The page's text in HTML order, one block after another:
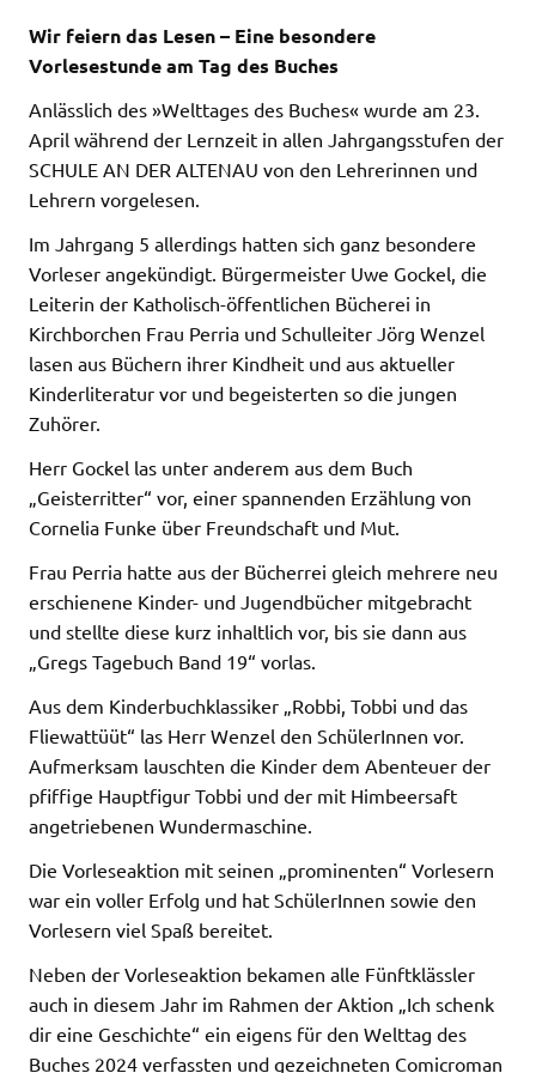
Wir feiern das Lesen – Eine besondere
Vorlesestunde am Tag des Buches
Anlässlich des »Welttages des Buches« wurde am 23.
April während der Lernzeit in allen Jahrgangsstufen der
SCHULE AN DER ALTENAU von den Lehrerinnen und
Lehrern vorgelesen.
Im Jahrgang 5 allerdings hatten sich ganz besondere
Vorleser angekündigt. Bürgermeister Uwe Gockel, die
Leiterin der Katholisch-öffentlichen Bücherei in
Kirchborchen Frau Perria und Schulleiter Jörg Wenzel
lasen aus Büchern ihrer Kindheit und aus aktueller
Kinderliteratur vor und begeisterten so die jungen
Zuhörer.
Herr Gockel las unter anderem aus dem Buch
„Geisterritter“ vor, einer spannenden Erzählung von
Cornelia Funke über Freundschaft und Mut.
Frau Perria hatte aus der Bücherrei gleich mehrere neu
erschienene Kinder- und Jugendbücher mitgebracht
und stellte diese kurz inhaltlich vor, bis sie dann aus
„Gregs Tagebuch Band 19“ vorlas.
Aus dem Kinderbuchklassiker „Robbi, Tobbi und das
Fliewattüüt“ las Herr Wenzel den SchülerInnen vor.
Aufmerksam lauschten die Kinder dem Abenteuer der
pfiffige Hauptfigur Tobbi und der mit Himbeersaft
angetriebenen Wundermaschine.
Die Vorleseaktion mit seinen „prominenten“ Vorlesern
war ein voller Erfolg und hat SchülerInnen sowie den
Vorlesern viel Spaß bereitet.
Neben der Vorleseaktion bekamen alle Fünftklässler
auch in diesem Jahr im Rahmen der Aktion „Ich schenk
dir eine Geschichte“ ein eigens für den Welttag des
Buches 2024 verfassten und gezeichneten Comicroman